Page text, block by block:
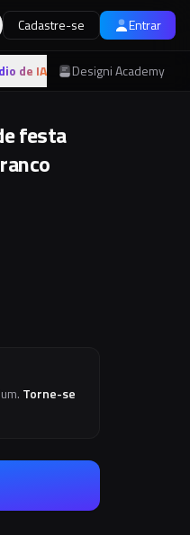
tema
Cadastre-se Entrar
de IA Designi Academy
festa
Torne-se